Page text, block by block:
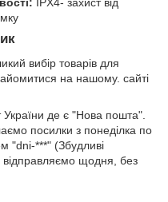
IPX4- захист від
вибір товарів для
на нашому. сайті
України де є "Нова пошта".
посилки з понеділка по
"dni-***" (Збудливі
відправляємо щодня, без